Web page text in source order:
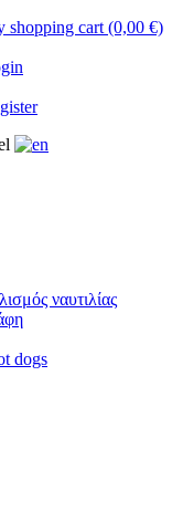
shopping cart (0,00 €)
ναυτιλίας
dogs